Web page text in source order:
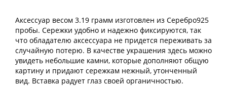
Аксессуар весом 3.19 грамм изготовлен из Серебро925
пробы. Сережки удобно и надежно фиксируются, так
что обладателю аксессуара не придется переживать за
случайную потерю. В качестве украшения здесь можно
увидеть небольшие камни, которые дополняют общую
картину и придают сережкам нежный, утонченный
вид. Вставка радует глаз своей органичностью.